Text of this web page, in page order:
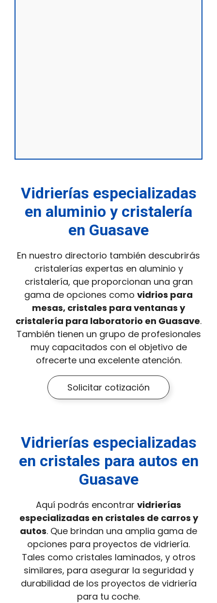
Vidrierías especializadas
en aluminio y cristalería
en Guasave
En nuestro directorio también descubrirás
cristalerías expertas en aluminio y
cristalería, que proporcionan una gran
gama de opciones como vidrios para
mesas, cristales para ventanas y
cristalería para laboratorio en Guasave.
También tienen un grupo de profesionales
muy capacitados con el objetivo de
ofrecerte una excelente atención.
Solicitar cotización
Vidrierías especializadas
en cristales para autos en
Guasave
Aquí podrás encontrar vidrierías
especializadas en cristales de carros y
autos. Que brindan una amplia gama de
opciones para proyectos de vidriería.
Tales como cristales laminados, y otros
similares, para asegurar la seguridad y
durabilidad de los proyectos de vidriería
para tu coche.